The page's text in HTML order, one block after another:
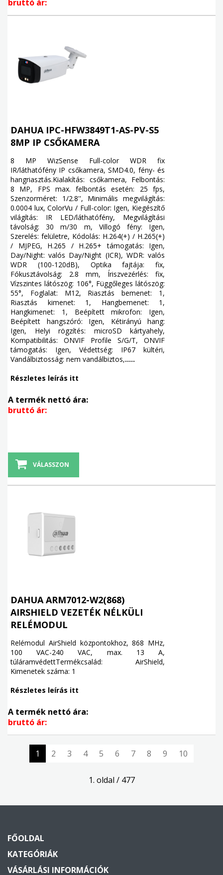
bruttó ár:
DAHUA IPC-HFW3849T1-AS-PV-S5
8MP IP CSŐKAMERA
8 MP WizSense Full-color WDR fix
IR/láthatófény IP csőkamera, SMD4.0, fény- és
hangriasztás.Kialakítás: csőkamera, Felbontás:
8 MP, FPS max. felbontás esetén: 25 fps,
Szenzorméret: 1/2.8'', Minimális megvilágítás:
0.0004 lux, ColorVu / Full-color: Igen, Kiegészítő
világítás: IR LED/láthatófény, Megvilágítási
távolság: 30 m/30 m, Villogó fény: Igen,
Szerelés: felületre, Kódolás: H.264(+) / H.265(+)
/ MJPEG, H.265 / H.265+ támogatás: Igen,
Day/Night: valós Day/Night (ICR), WDR: valós
WDR (100-120dB), Optika fajtája: fix,
Fókusztávolság: 2.8 mm, Íriszvezérlés: fix,
Vízszintes látószög: 106°, Függőleges látószög:
55°, Foglalat: M12, Riasztás bemenet: 1,
Riasztás kimenet: 1, Hangbemenet: 1,
Hangkimenet: 1, Beépített mikrofon: Igen,
Beépített hangszóró: Igen, Kétirányú hang:
Igen, Helyi rögzítés: microSD kártyahely,
Kompatibilitás: ONVIF Profile S/G/T, ONVIF
támogatás: Igen, Védettség: IP67 kültéri,
Vandálbiztosság: nem vandálbiztos,.....
Részletes leírás itt
A termék nettó ára:
bruttó ár:
VÁLASSZON
DAHUA ARM7012-W2(868)
AIRSHIELD VEZETÉK NÉLKÜLI
RELÉMODUL
Relémodul AirShield központokhoz, 868 MHz,
100 VAC-240 VAC, max. 13 A,
túláramvédettTermékcsalád: AirShield,
Kimenetek száma: 1
Részletes leírás itt
A termék nettó ára:
bruttó ár:
1 2 3 4 5 6 7 8 9 10
1. oldal / 477
FŐOLDAL
KATEGÓRIÁK
VÁSÁRLÁSI INFORMÁCIÓK